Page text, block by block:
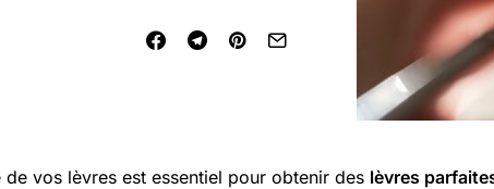
vos lèvres est essentiel pour obtenir des lèvres